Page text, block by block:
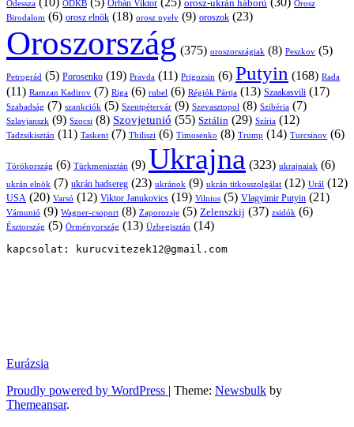
Odessza ODKB Orbán Viktor orosz-ukrán háború
Orosz
Birodalom (6) orosz elnök (18) orosz nyelv (9) oroszok (23)
Oroszország (375) oroszországiak (8) Peszkov (5)
Petrográd (5) Porosenko (19) Pravda (11) Prigozsin (6) Putyin (168) Rada
(11) Ramzan Kadirov (7) Riga (6) rubel (6) Régiók Pártja (13) Szaakasvili (17)
Szabadság (7) szankciók (5) Szentpétervár (9) Szevasztopol (8) Szibéria (7)
Szlavjanszk (9) Szocsi (8) Szovjetunió (55) Sztálin (29) Szíria (12)
Tadzsikisztán (11) Taskent (7) Tbiliszi (6) Timosenko (8) Trump (14) Turcsinov (6)
Törökország (6) Türkmenisztán (9) Ukrajna (323) ukrajnaiak (6)
ukrán elnök (7) ukrán hadsereg (23) ukránok (9) ukrán titkosszolgálat (12) Urál (12)
USA (20) Varsó (12) Viktor Janukovics (19) Vilnius (5) Vlagyimir Putyin (21)
Vámunió (9) Wagner-csoport (8) Zaporozsje (5) Zelenszkij (37) zsidók (6)
Észtország (5) Örményország (13) Üzbegisztán (14)
kapcsolat: kurucvitezek12@gmail.com
Eurázsia
Proudly powered by WordPress
Theme: Newsbulk by
Themeansar.